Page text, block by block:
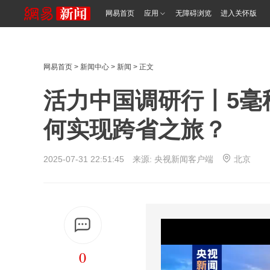
网易首页 应用 无障碍浏览 进入关怀版
网易首页 > 新闻中心 > 新闻 > 正文
活力中国调研行丨5
何实现跨省之旅？
2025-07-31 22:51:45 来源: 央视新闻客户端 北京
0